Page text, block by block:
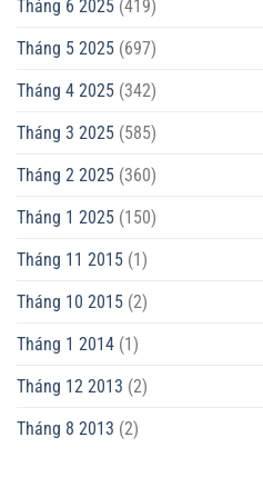
Tháng 6 2025 (419)
Tháng 5 2025 (697)
Tháng 4 2025 (342)
Tháng 3 2025 (585)
Tháng 2 2025 (360)
Tháng 1 2025 (150)
Tháng 11 2015 (1)
Tháng 10 2015 (2)
Tháng 1 2014 (1)
Tháng 12 2013 (2)
Tháng 8 2013 (2)